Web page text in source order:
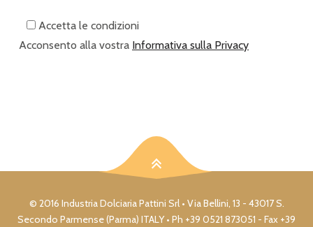
Accetta le condizioni
Acconsento alla vostra Informativa sulla Privacy
© 2016 Industria Dolciaria Pattini Srl • Via Bellini, 13 - 43017 S.
Secondo Parmense (Parma) ITALY • Ph +39 0521 873051 - Fax +39